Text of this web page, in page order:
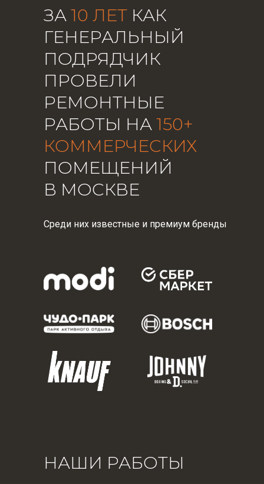
ЗА 10 ЛЕТ КАК
ГЕНЕРАЛЬНЫЙ
ПОДРЯДЧИК
ПРОВЕЛИ
РЕМОНТНЫЕ
РАБОТЫ НА 150+
КОММЕРЧЕСКИХ
ПОМЕЩЕНИЙ
В МОСКВЕ
Среди них известные и премиум бренды
НАШИ РАБОТЫ